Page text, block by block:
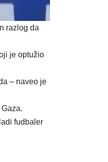
razlog da
je optužio
– naveo je
fudbaler